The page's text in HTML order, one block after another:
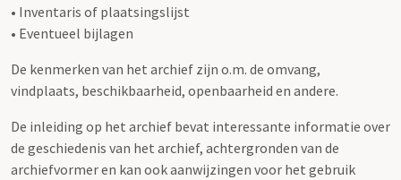
• Inventaris of plaatsingslijst
• Eventueel bijlagen
De kenmerken van het archief zijn o.m. de omvang,
vindplaats, beschikbaarheid, openbaarheid en andere.
De inleiding op het archief bevat interessante informatie over
de geschiedenis van het archief, achtergronden van de
archiefvormer en kan ook aanwijzingen voor het gebruik